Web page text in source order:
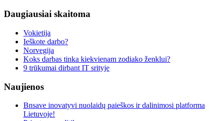
Daugiausiai skaitoma
Vokietija
Ieškote darbo?
Norvegija
Koks darbas tinka kiekvienam zodiako ženklui?
9 trūkumai dirbant IT srityje
Naujienos
Bnsave inovatyvi nuolaidų paieškos ir dalinimosi platforma
Lietuvoje!